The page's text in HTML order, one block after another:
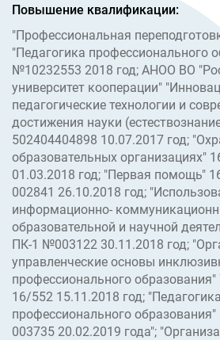
Повышение квалификации:
"Профессиональная
"Педагогика профессионального
№10232553 2018 год; АНОО ВО
университет кооперации"
педагогические технологии и
достижения науки
502404404898 10.07.2017 год;
образовательных организациях"
01.03.2018 год; "Первая помощь"
002841 26.10.2018 год;
информационно-
образовательной и научной
ПК-1 №003122 30.11.2018 год;
управленческие основы
профессионального
16/552 15.11.2018 год; "Педагогика
профессионального
003735 20.02.2019 года";